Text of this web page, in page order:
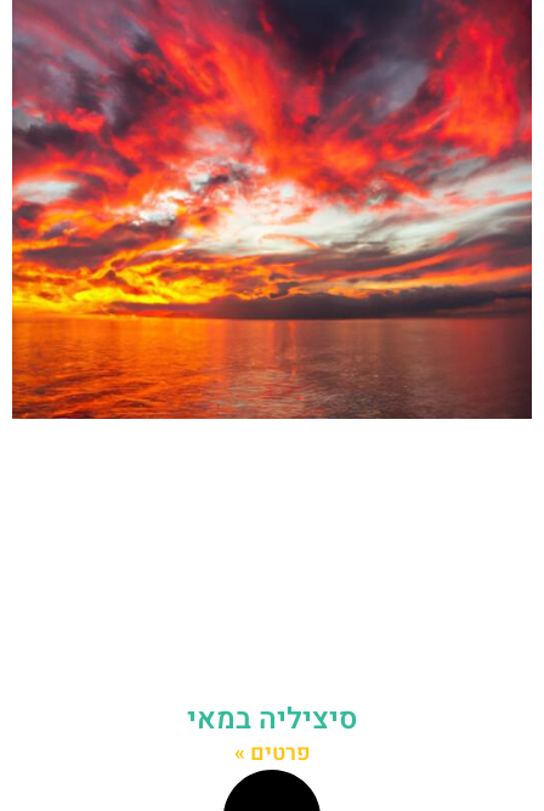
סיציליה במאי
פרטים »